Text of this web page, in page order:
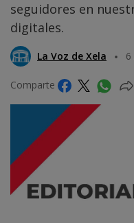
seguidores en
digitales.
La Voz de Xela
Comparte